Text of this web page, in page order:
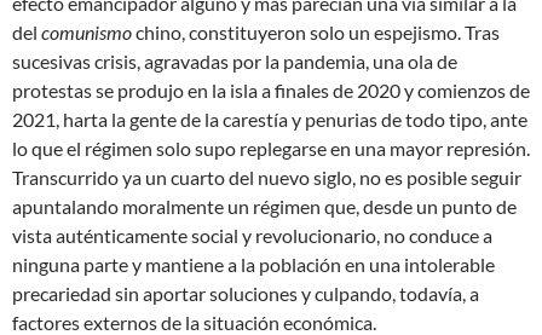
del comunismochino, constituyeron solo un espejismo. Tras
sucesivas crisis, agravadas por la pandemia, una ola de
protestas se produjo en la isla a finales de 2020 y comienzos de
2021, harta la gente de la carestía y penurias de todo tipo, ante
lo que el régimen solo supo replegarse en una mayor represión.
Transcurrido ya un cuarto del nuevo siglo, no es posible seguir
apuntalando moralmente un régimen que, desde un punto de
vista auténticamente social y revolucionario, no conduce a
ninguna parte y mantiene a la población en una intolerable
precariedad sin aportar soluciones y culpando, todavía, a
factores externos de la situación económica.